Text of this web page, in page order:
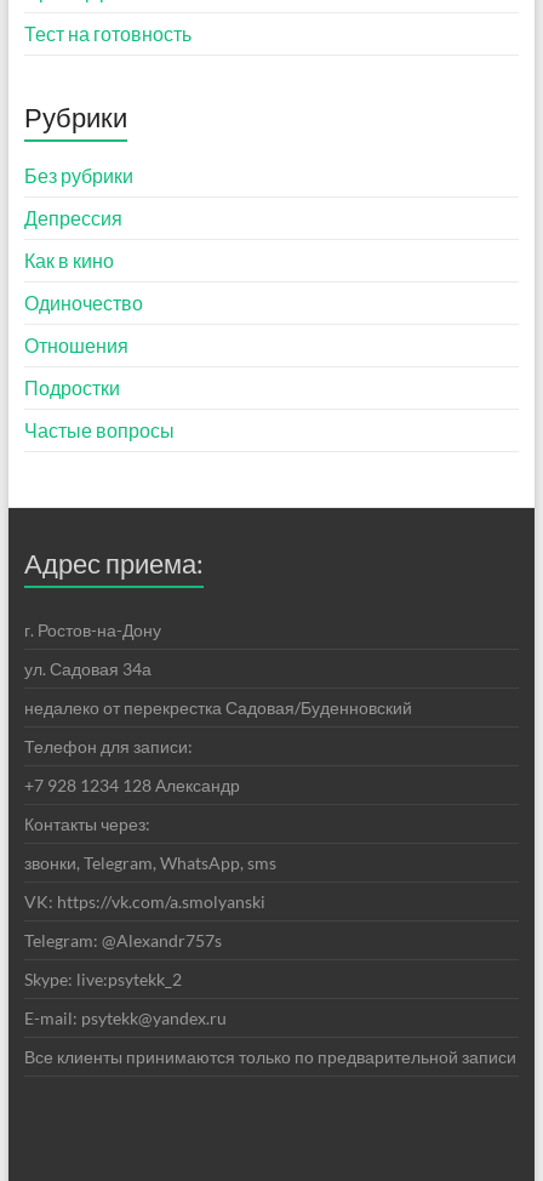
Тест на готовность
Рубрики
Без рубрики
Депрессия
Как в кино
Одиночество
Отношения
Подростки
Частые вопросы
Адрес приема:
г. Ростов-на-Дону
ул. Садовая 34а
недалеко от перекрестка Садовая/Буденновский
Телефон для записи:
+7 928 1234 128 Александр
Контакты через:
звонки, Telegram, WhatsApp, sms
VK: https://vk.com/a.smolyanski
Telegram: @Alexandr757s
Skype: live:psytekk_2
E-mail: psytekk@yandex.ru
Все клиенты принимаются только по предварительной записи